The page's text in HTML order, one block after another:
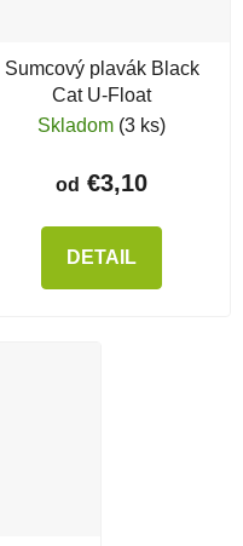
Sumcový plavák Black
Cat U-Float
Skladom (3 ks)
od €3,10
DETAIL